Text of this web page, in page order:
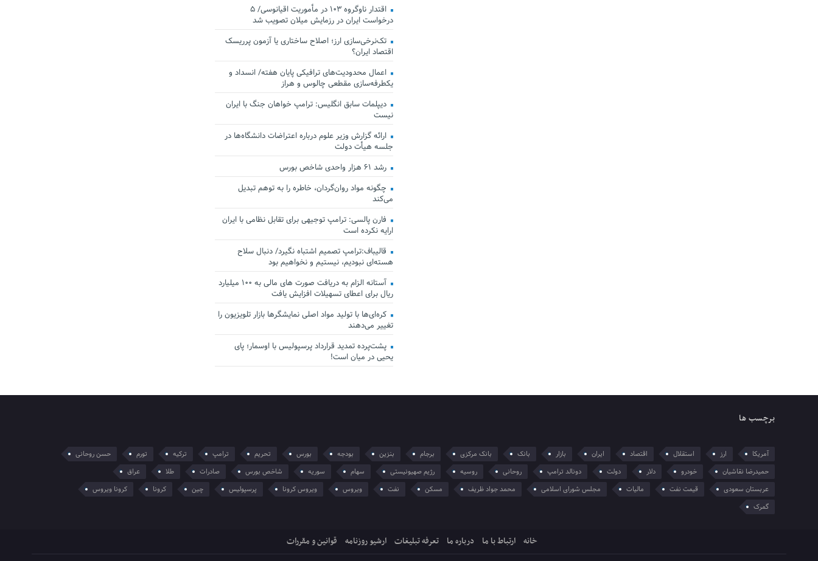
اقتدار ناوگروه ۱۰۳ در مأموریت‌ اقیانوسی/ ۵
درخواست ایران در رزمایش میلان تصویب شد
تک‌نرخی‌سازی ارز؛ اصلاح ساختاری یا آزمون پرریسک
اقتصاد ایران؟
اعمال محدودیت‌های ترافیکی پایان هفته/ انسداد و
یکطرفه‌سازی مقطعی چالوس و هراز
دیپلمات سابق انگلیس:‌ ترامپ خواهان جنگ با ایران
نیست
ارائه گزارش وزیر علوم درباره اعتراضات دانشگاه‌ها در
جلسه هیأت دولت
رشد ۶۱ هزار واحدی شاخص بورس
چگونه مواد روان‌گردان، خاطره را به توهم تبدیل
می‌کند
فارن پالسی: ترامپ توجیهی برای تقابل نظامی با ایران
ارایه نکرده است
قالیباف:ترامپ تصمیم اشتباه نگیرد/ دنبال سلاح
هسته‌ای نبودیم، نیستیم و نخواهیم بود
آستانه الزام به دریافت صورت های مالی به ۱۰۰ میلیارد
ریال برای اعطای تسهیلات افزایش یافت
کره‌ای‌ها با تولید مواد اصلی نمایشگرها بازار تلویزیون را
تغییر می‌دهند
پشت‌پرده تمدید قرارداد پرسپولیس با اوسمار؛ پای
یحیی در میان است!
برچسب ها
آمریکا ارز استقلال اقتصاد ایران بازار بانک بانک مرکزی برجام بنزین بودجه بورس تحریم ترامپ ترکیه تورم
حسن روحانی
حمیدرضا نقاشیان
خودرو دلار دولت دونالد ترامپ روحانی روسیه رژیم صهیونیستی سهام سوریه شاخص بورس صادرات طلا
عراق
عربستان سعودی
قیمت نفت مالیات مجلس شورای اسلامی محمد جواد ظریف مسکن نفت ویروس ویروس کرونا پرسپولیس چین کرونا
کرونا ویروس
گمرک
خانه ارتباط با ما درباره ما تعرفه تبلیغات ارشیو روزنامه قوانین و مقررات